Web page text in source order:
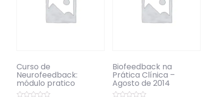
Curso de
Neurofeedback:
módulo pratico
Biofeedback na
Prática Clínica –
Agosto de 2014